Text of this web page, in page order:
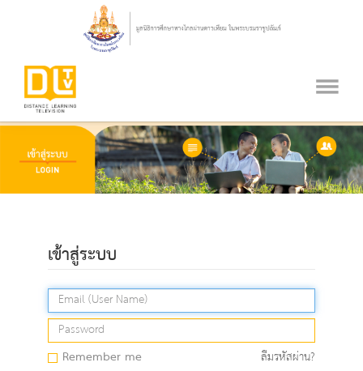
เข้าสู่ระบบ
Remember me ลืมรหัสผ่าน?